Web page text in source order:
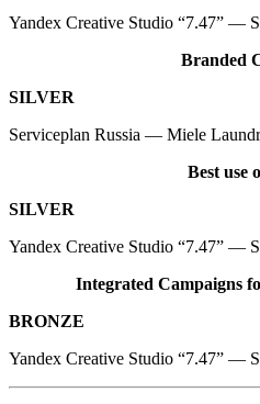
Yandex Creative Studio “7.47” —
Branded
SILVER
Serviceplan Russia — Miele
Best use
SILVER
Yandex Creative Studio “7.47” —
Integrated Campaigns
BRONZE
Yandex Creative Studio “7.47” —